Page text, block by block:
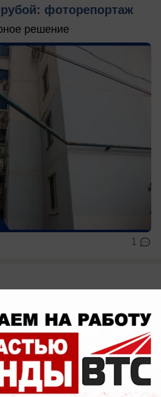
фоторепортаж
решение
1
притормозить